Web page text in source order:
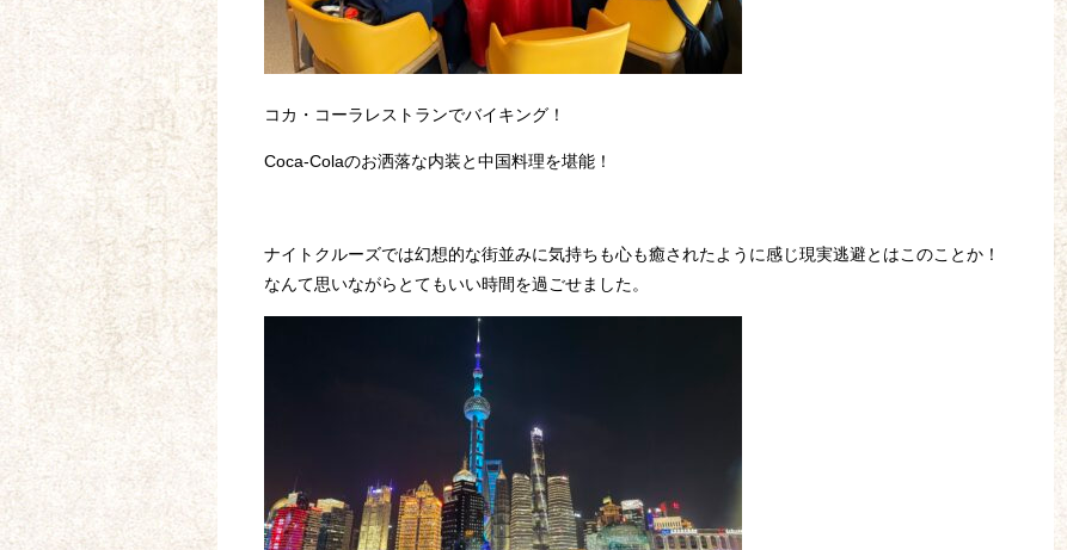
コカ・コーラレストランでバイキング！
Coca-Colaのお洒落な内装と中国料理を堪能！
ナイトクルーズでは幻想的な街並みに気持ちも心も癒されたように感じ現実逃避とはこのことか！
なんて思いながらとてもいい時間を過ごせました。